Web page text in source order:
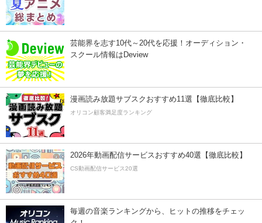
芸能界を志す10代～20代を応援！オーディション・
スクール情報はDeview
漫画読み放題サブスクおすすめ11選【徹底比較】
オリコン顧客満足度ランキング
2026年動画配信サービスおすすめ40選【徹底比較】
CS動画配信サービス20選
毎週の音楽ランキングから、ヒットの推移をチェッ